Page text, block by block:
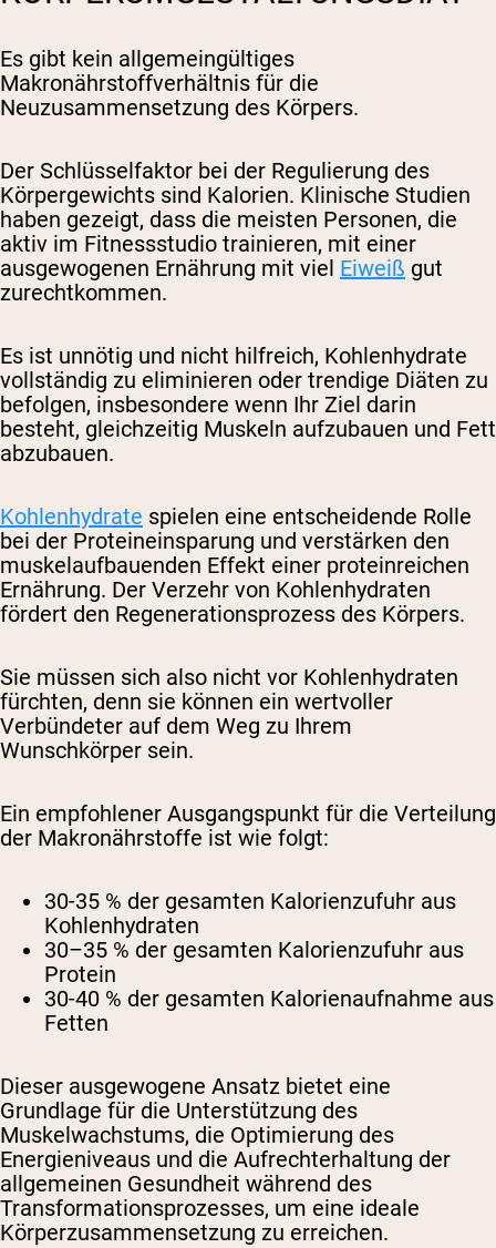
Es gibt kein allgemeingültiges
Makronährstoffverhältnis für die
Neuzusammensetzung des Körpers.
Der Schlüsselfaktor bei der Regulierung des
Körpergewichts sind Kalorien. Klinische Studien
haben gezeigt, dass die meisten Personen, die
aktiv im Fitnessstudio trainieren, mit einer
ausgewogenen Ernährung mit viel Eiweiß gut
zurechtkommen.
Es ist unnötig und nicht hilfreich, Kohlenhydrate
vollständig zu eliminieren oder trendige Diäten zu
befolgen, insbesondere wenn Ihr Ziel darin
besteht, gleichzeitig Muskeln aufzubauen und Fett
abzubauen.
Kohlenhydrate spielen eine entscheidende Rolle
bei der Proteineinsparung und verstärken den
muskelaufbauenden Effekt einer proteinreichen
Ernährung. Der Verzehr von Kohlenhydraten
fördert den Regenerationsprozess des Körpers.
Sie müssen sich also nicht vor Kohlenhydraten
fürchten, denn sie können ein wertvoller
Verbündeter auf dem Weg zu Ihrem
Wunschkörper sein.
Ein empfohlener Ausgangspunkt für die Verteilung
der Makronährstoffe ist wie folgt:
30-35 % der gesamten Kalorienzufuhr aus
Kohlenhydraten
30–35 % der gesamten Kalorienzufuhr aus
Protein
30-40 % der gesamten Kalorienaufnahme aus
Fetten
Dieser ausgewogene Ansatz bietet eine
Grundlage für die Unterstützung des
Muskelwachstums, die Optimierung des
Energieniveaus und die Aufrechterhaltung der
allgemeinen Gesundheit während des
Transformationsprozesses, um eine ideale
Körperzusammensetzung zu erreichen.